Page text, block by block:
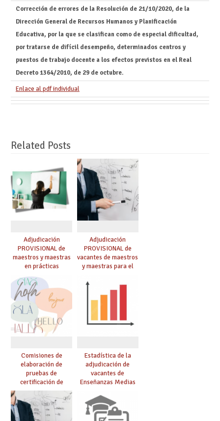
Corrección de errores de la Resolución de 21/10/2020, de la
Dirección General de Recursos Humanos y Planificación
Educativa, por la que se clasifican como de especial dificultad,
por tratarse de difícil desempeño, determinados centros y
puestos de trabajo docente a los efectos previstos en el Real
Decreto 1364/2010, de 29 de octubre.
Enlace al pdf individual
Related Posts
Adjudicación
PROVISIONAL de
maestros y maestras
en prácticas
Adjudicación
PROVISIONAL de
vacantes de maestros
y maestras para el
Comisiones de
elaboración de
pruebas de
certificación de
competencia
lingüística: publicada
resolución definitiva
Estadística de la
adjudicación de
vacantes de
Enseñanzas Medias